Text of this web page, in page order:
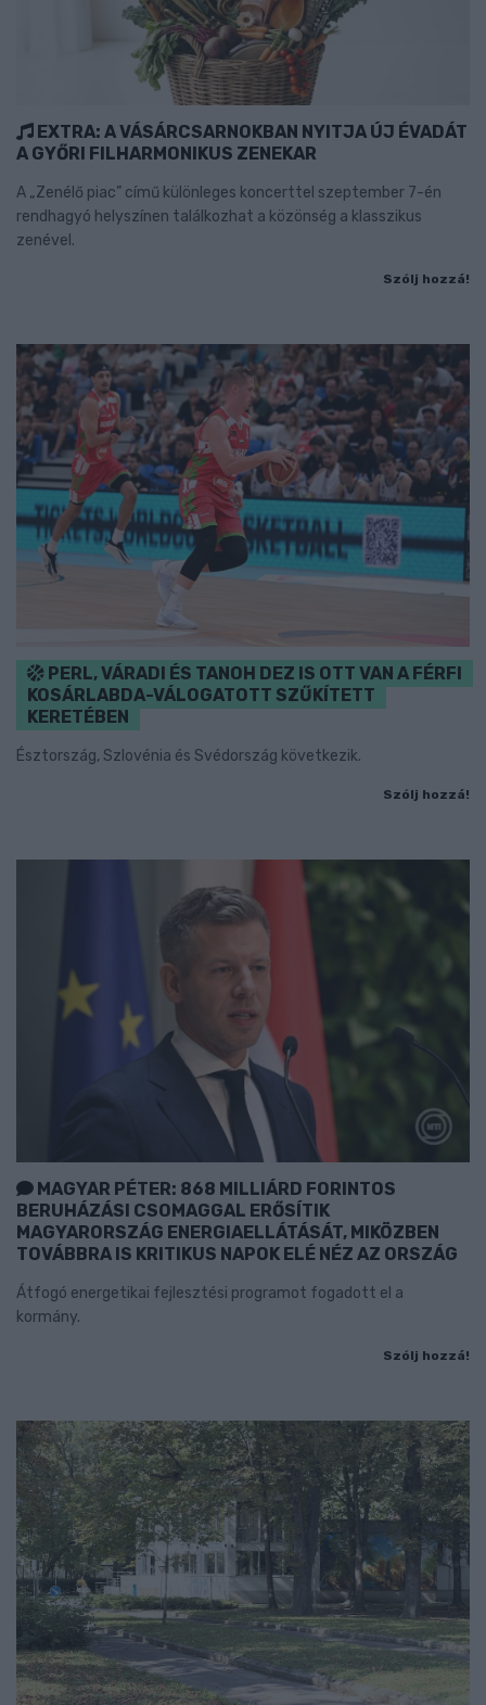
EXTRA: A VÁSÁRCSARNOKBAN NYITJA ÚJ ÉVADÁT
A GYŐRI FILHARMONIKUS ZENEKAR
A „Zenélő piac” című különleges koncerttel szeptember 7-én
rendhagyó helyszínen találkozhat a közönség a klasszikus
zenével.
Szólj hozzá!
PERL, VÁRADI ÉS TANOH DEZ IS OTT VAN A FÉRFI
KOSÁRLABDA-VÁLOGATOTT SZŰKÍTETT
KERETÉBEN
Észtország, Szlovénia és Svédország következik.
Szólj hozzá!
MAGYAR PÉTER: 868 MILLIÁRD FORINTOS
BERUHÁZÁSI CSOMAGGAL ERŐSÍTIK
MAGYARORSZÁG ENERGIAELLÁTÁSÁT, MIKÖZBEN
TOVÁBBRA IS KRITIKUS NAPOK ELÉ NÉZ AZ ORSZÁG
Átfogó energetikai fejlesztési programot fogadott el a
kormány.
Szólj hozzá!